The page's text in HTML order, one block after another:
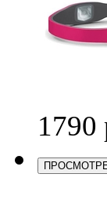
1790